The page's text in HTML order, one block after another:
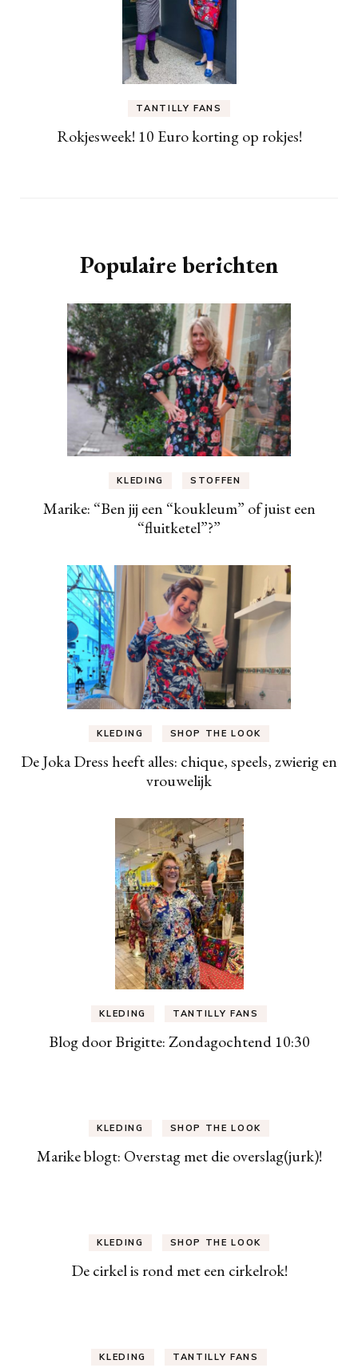
TANTILLY FANS
Rokjesweek! 10 Euro korting op rokjes!
Populaire berichten
KLEDING STOFFEN
Marike: “Ben jij een “koukleum” of juist een
“fluitketel”?”
KLEDING SHOP THE LOOK
De Joka Dress heeft alles: chique, speels, zwierig en
vrouwelijk
KLEDING TANTILLY FANS
Blog door Brigitte: Zondagochtend 10:30
KLEDING SHOP THE LOOK
Marike blogt: Overstag met die overslag(jurk)!
KLEDING SHOP THE LOOK
De cirkel is rond met een cirkelrok!
KLEDING TANTILLY FANS